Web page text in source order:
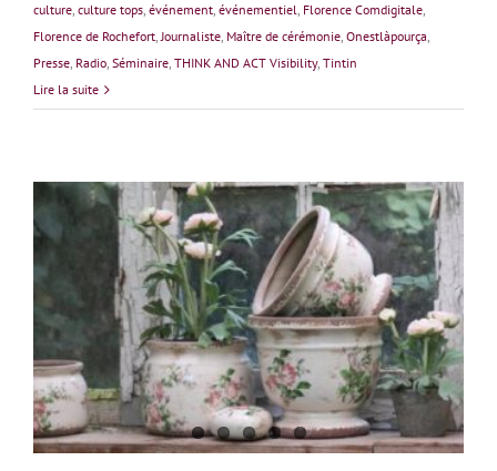
culture, culture tops, événement, événementiel, Florence Comdigitale,
Florence de Rochefort,Journaliste, Maître de cérémonie, Onestlàpourça,
Presse, Radio, Séminaire, THINK AND ACT Visibility, Tintin
Lire la suite
Florence Reimer : Un dimanche à la campagne